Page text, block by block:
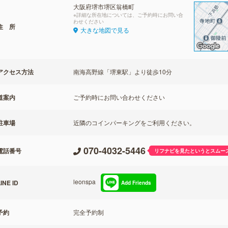
所
大阪府堺市堺区翁橋町
※詳細な所在地については、ご予約時にお問い合
わせください
大きな地図で見る
クセス方法 南海高野線「堺東駅」より徒歩10分
案内 ご予約時にお問い合わせください
車場 近隣のコインパーキングをご利用ください。
話番号 070-4032-5446 リフナビを見たというとスムー
ID leonspa Add Friends
約 完全予約制